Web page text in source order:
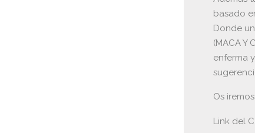
basado
Donde
(MACA Y
enferma
Os
Link del